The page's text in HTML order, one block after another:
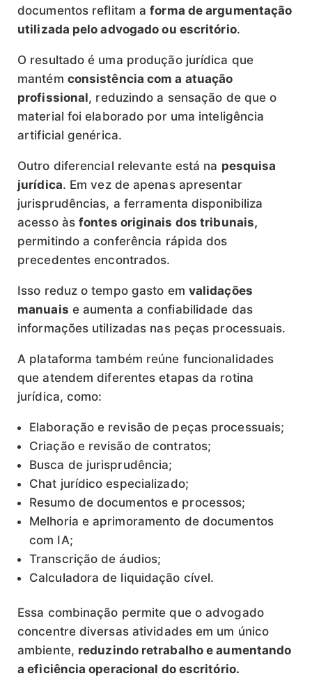
documentos reflitam aforma de argumentação
utilizada pelo advogado ou escritório.
O resultado é uma produção jurídica que
mantém consistência com a atuação
profissional, reduzindo a sensação de que o
material foi elaborado por uma inteligência
artificial genérica.
Outro diferencial relevante está na pesquisa
jurídica. Em vez de apenas apresentar
jurisprudências, a ferramenta disponibiliza
acesso às fontes originais dos tribunais,
permitindo a conferência rápida dos
precedentes encontrados.
Isso reduz o tempo gasto em validações
manuais e aumenta a confiabilidade das
informações utilizadas nas peças processuais.
A plataforma também reúne funcionalidades
que atendem diferentes etapas da rotina
jurídica, como:
Elaboração e revisão de peças processuais;
Criação e revisão de contratos;
Busca de jurisprudência;
Chat jurídico especializado;
Resumo de documentos e processos;
Melhoria e aprimoramento de documentos
com IA;
Transcrição de áudios;
Calculadora de liquidação cível.
Essa combinação permite que o advogado
concentre diversas atividades em um único
ambiente, reduzindo retrabalho e aumentando
a eficiência operacional do escritório.